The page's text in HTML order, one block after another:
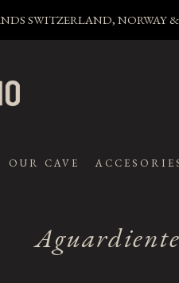
SWITZERLAND, NORWAY
OUR CAVE